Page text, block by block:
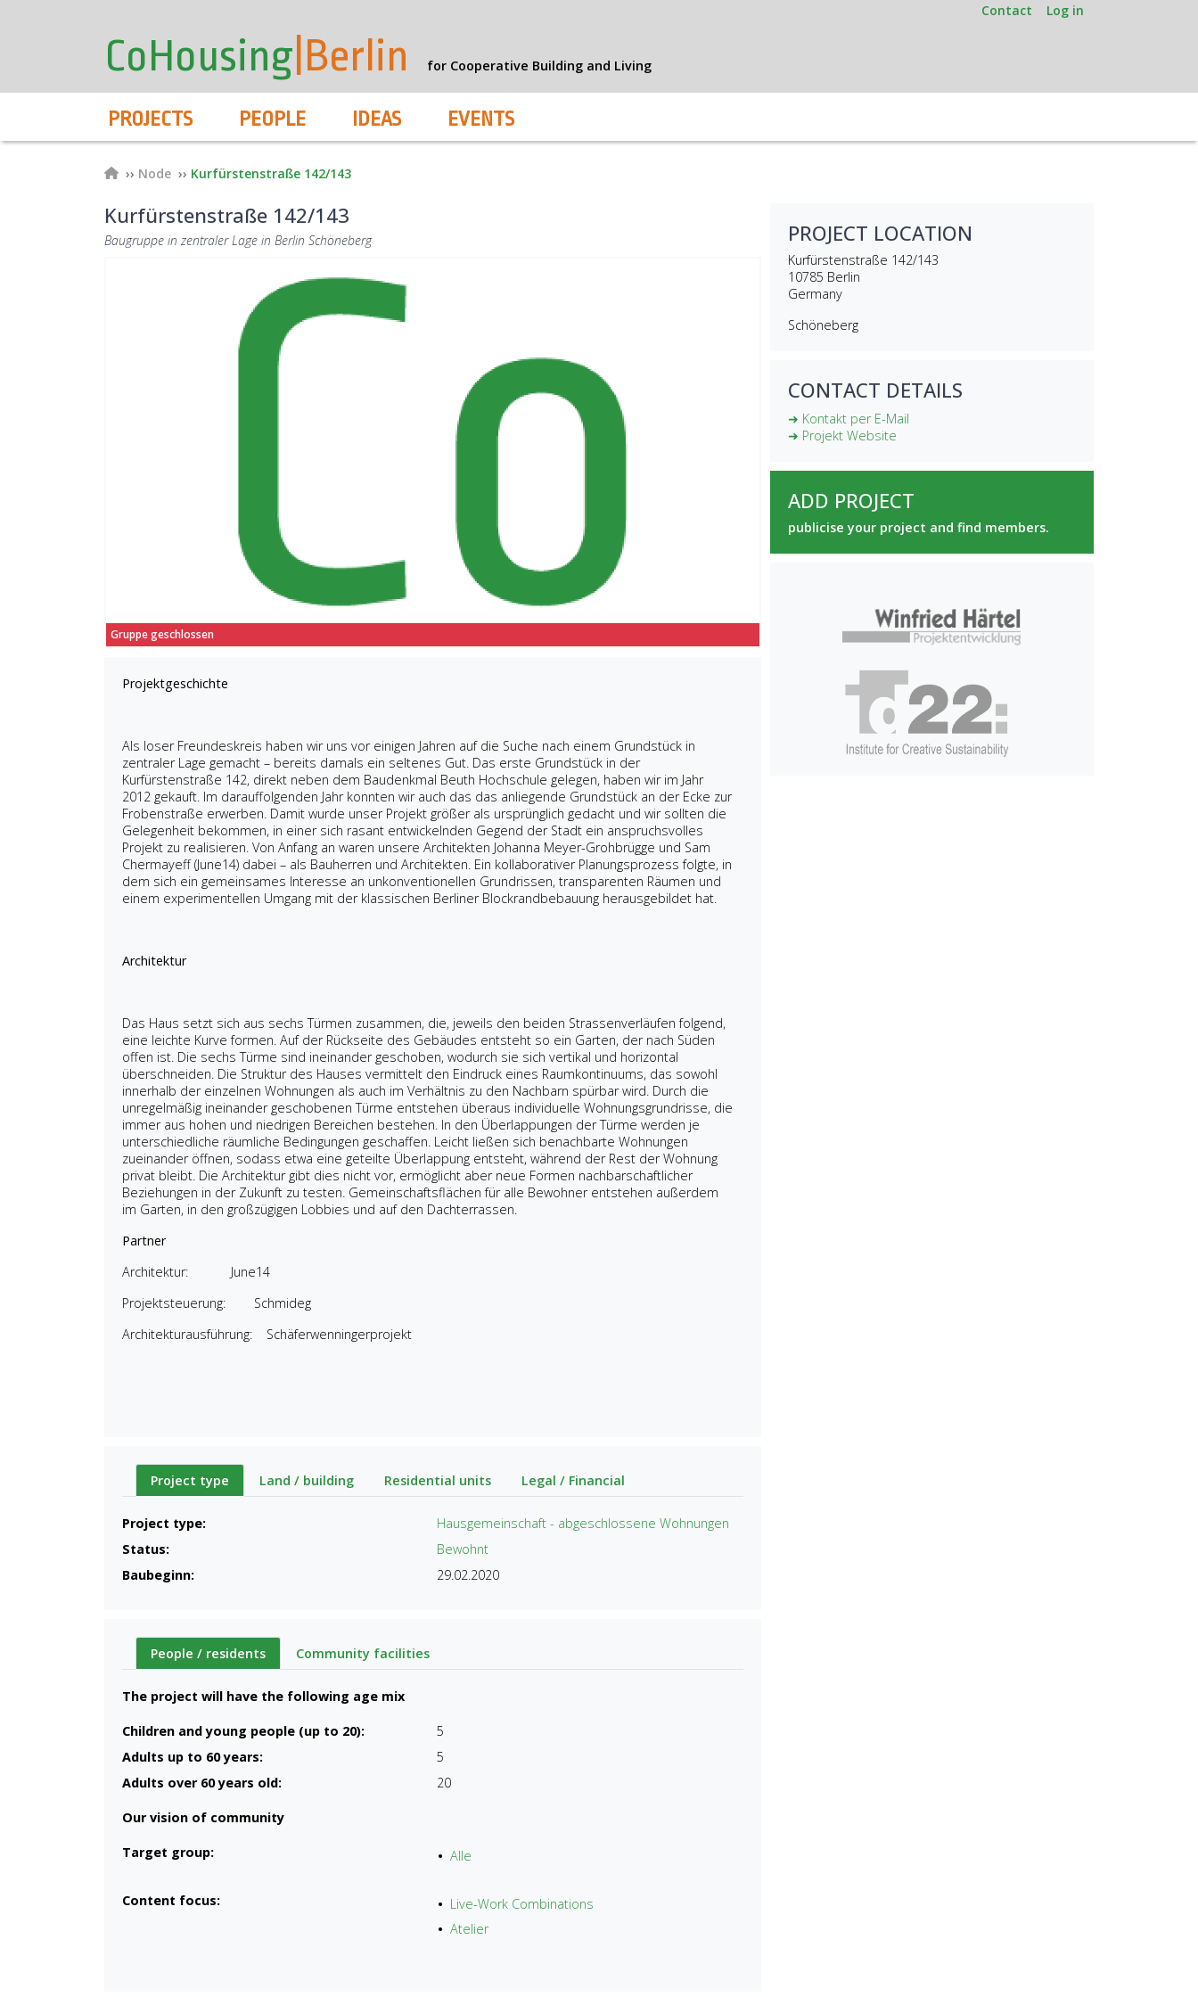
account
menu
Contact Log in
CoHousing |Berlin for Cooperative Building and Living
Hauptnavigation
PROJECTS PEOPLE IDEAS EVENTS
Breadcrumb
Node Kurfürstenstraße 142/143
Kurfürstenstraße 142/143
Baugruppe in zentraler Lage in Berlin Schöneberg
Gruppe geschlossen
Projektgeschichte
Als loser Freundeskreis haben wir uns vor einigen Jahren auf die Suche nach einem Grundstück in
zentraler Lage gemacht – bereits damals ein seltenes Gut. Das erste Grundstück in der
Kurfürstenstraße 142, direkt neben dem Baudenkmal Beuth Hochschule gelegen, haben wir im Jahr
2012 gekauft. Im darauffolgenden Jahr konnten wir auch das das anliegende Grundstück an der Ecke zur
Frobenstraße erwerben. Damit wurde unser Projekt größer als ursprünglich gedacht und wir sollten die
Gelegenheit bekommen, in einer sich rasant entwickelnden Gegend der Stadt ein anspruchsvolles
Projekt zu realisieren. Von Anfang an waren unsere Architekten Johanna Meyer-Grohbrügge und Sam
Chermayeff (June14) dabei – als Bauherren und Architekten. Ein kollaborativer Planungsprozess folgte, in
dem sich ein gemeinsames Interesse an unkonventionellen Grundrissen, transparenten Räumen und
einem experimentellen Umgang mit der klassischen Berliner Blockrandbebauung herausgebildet hat.
Architektur
Das Haus setzt sich aus sechs Türmen zusammen, die, jeweils den beiden Strassenverläufen folgend,
eine leichte Kurve formen. Auf der Rückseite des Gebäudes entsteht so ein Garten, der nach Süden
offen ist. Die sechs Türme sind ineinander geschoben, wodurch sie sich vertikal und horizontal
überschneiden. Die Struktur des Hauses vermittelt den Eindruck eines Raumkontinuums, das sowohl
innerhalb der einzelnen Wohnungen als auch im Verhältnis zu den Nachbarn spürbar wird. Durch die
unregelmäßig ineinander geschobenen Türme entstehen überaus individuelle Wohnungsgrundrisse, die
immer aus hohen und niedrigen Bereichen bestehen. In den Überlappungen der Türme werden je
unterschiedliche räumliche Bedingungen geschaffen. Leicht ließen sich benachbarte Wohnungen
zueinander öffnen, sodass etwa eine geteilte Überlappung entsteht, während der Rest der Wohnung
privat bleibt. Die Architektur gibt dies nicht vor, ermöglicht aber neue Formen nachbarschaftlicher
Beziehungen in der Zukunft zu testen. Gemeinschaftsflächen für alle Bewohner entstehen außerdem
im Garten, in den großzügigen Lobbies und auf den Dachterrassen.
Partner
Architektur: June14
Projektsteuerung: Schmideg
Architekturausführung: Schäferwenningerprojekt
Project type Land / building Residential units Legal / Financial
Project type:
Hausgemeinschaft - abgeschlossene Wohnungen
Status:
Bewohnt
Baubeginn:
29.02.2020
People / residents Community facilities
The project will have the following age mix
Children and young people (up to 20):
5
Adults up to 60 years:
5
Adults over 60 years old:
20
Our vision of community
Target group: Alle
Content focus:
Live-Work Combinations
Atelier
PROJECT LOCATION
Kurfürstenstraße 142/143
10785 Berlin
Germany
Schöneberg
CONTACT DETAILS
➜ Kontakt per E-Mail
➜ Projekt Website
ADD PROJECT
publicise your project and find members.